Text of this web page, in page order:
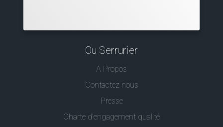
Ou Serrurier
A Propos
Contactez nous
Presse
Charte d’engagement qualité